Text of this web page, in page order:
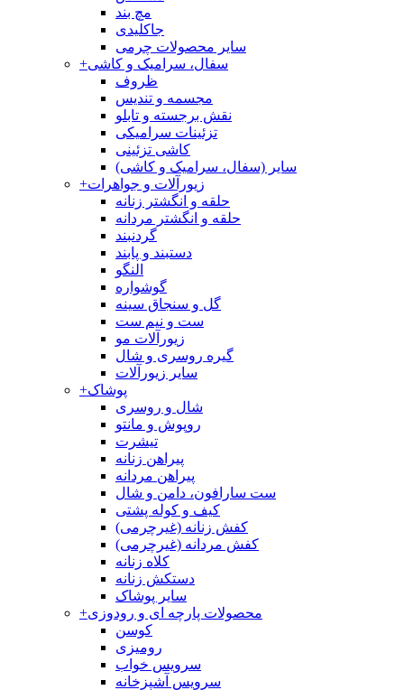
مچ بند
جاکلیدی
سایر محصولات چرمی
+سفال، سرامیک و کاشی
ظروف
مجسمه و تندیس
نقش برجسته و تابلو
تزئینات سرامیکی
کاشی تزئینی
سایر (سفال، سرامیک و کاشی)
+زیورآلات و جواهرات
حلقه و انگشتر زنانه
حلقه و انگشتر مردانه
گردنبند
دستبند و پابند
النگو
گوشواره
گل و سنجاق سینه
ست و نیم ست
زیورآلات مو
گیره روسری و شال
سایر زیورآلات
+پوشاک
شال و روسری
روپوش و مانتو
تیشرت
پیراهن زنانه
پیراهن مردانه
ست سارافون، دامن و شال
کیف و کوله پشتی
کفش زنانه (غیرچرمی)
کفش مردانه (غیرچرمی)
کلاه زنانه
دستکش زنانه
سایر پوشاک
+محصولات پارچه ای و رودوزی
کوسن
رومیزی
سرویس خواب
سرویس آشپزخانه